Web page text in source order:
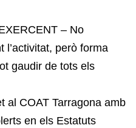
– No
l’activitat, però forma
gaudir de tots els
al COAT Tarragona amb
en els Estatuts